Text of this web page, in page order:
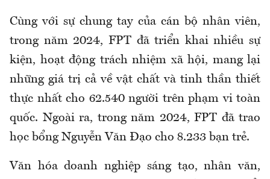
Cùng với sự chung tay của cán bộ nhân viên,
trong năm 2024, FPT đã triển khai nhiều sự
kiện, hoạt động trách nhiệm xã hội, mang lại
những giá trị cả về vật chất và tinh thần thiết
thực nhất cho 62.540 người trên phạm vi toàn
quốc. Ngoài ra, trong năm 2024, FPT đã trao
học bổng Nguyễn Văn Đạo cho 8.233 bạn trẻ.
Văn hóa doanh nghiệp sáng tạo, nhân văn,